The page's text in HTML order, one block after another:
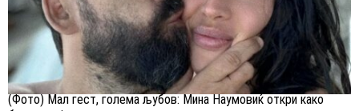
(Фото) Мал гест, голема љубов: Мина Наумовиќ откри како